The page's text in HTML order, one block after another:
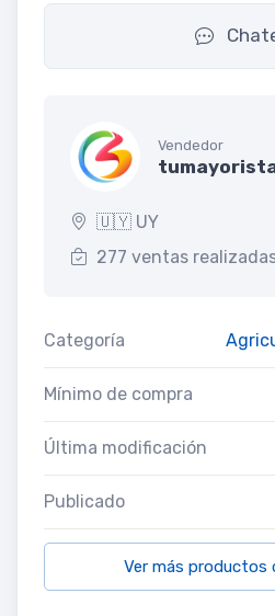
Vendedor
🇺🇾 UY
277 ventas
Categoría
Mínimo de compra
Última modificación
Publicado
Ver más productos